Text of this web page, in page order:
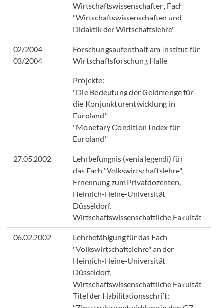
Wirtschaftswissenschaften, Fach
"Wirtschaftswissenschaften und
Didaktik der Wirtschaftslehre"
02/2004 -
03/2004
Forschungsaufenthalt am Institut für
Wirtschaftsforschung Halle
Projekte:
"Die Bedeutung der Geldmenge für
die Konjunkturentwicklung in
Euroland"
"Monetary Condition Index für
Euroland"
27.05.2002
Lehrbefungnis (venia legendi) für
das Fach "Volkswirtschaftslehre",
Ernennung zum Privatdozenten,
Heinrich-Heine-Universität
Düsseldorf,
Wirtschaftswissenschaftliche Fakultät
06.02.2002
Lehrbefähigung für das Fach
"Volkswirtschaftslehre" an der
Heinrich-Heine-Universität
Düsseldorf,
Wirtschaftswissenschaftliche Fakultät
Titel der Habilitationsschrift: